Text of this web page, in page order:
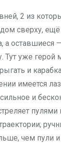
2 из
сверху, ещё
а оставшиеся
уже герой
и
имеется
и
чем пули и